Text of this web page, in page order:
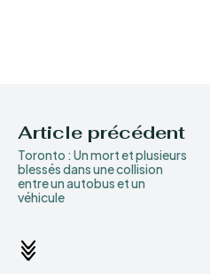
Article précédent
Toronto : Un mort et plusieurs
blessés dans une collision
entre un autobus et un
véhicule